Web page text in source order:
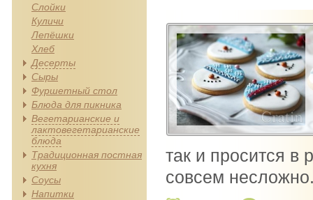
так и просится в
совсем
Слойки
Куличи
Лепёшки
Хлеб
Десерты
Сыры
Фуршетный стол
Блюда для пикника
Вегетарианские и
лактовегетарианские
блюда
Традиционная постная
кухня
Соусы
Напитки